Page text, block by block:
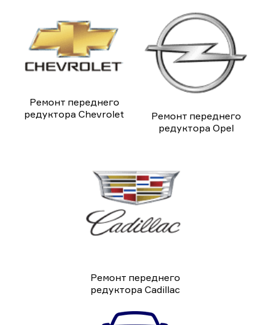
Ремонт переднего
редуктора Chevrolet
Ремонт переднего
редуктора Opel
Ремонт переднего
редуктора Cadillac